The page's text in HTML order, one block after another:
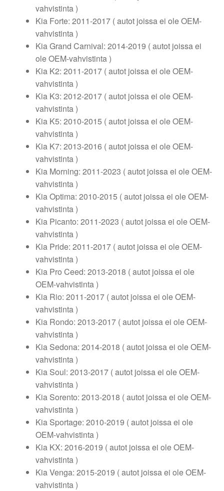
vahvistinta )
Kia Forte: 2011-2017 ( autot joissa ei ole OEM-
vahvistinta )
Kia Grand Carnival: 2014-2019 ( autot joissa ei
ole OEM-vahvistinta )
Kia K2: 2011-2017 ( autot joissa ei ole OEM-
vahvistinta )
Kia K3: 2012-2017 ( autot joissa ei ole OEM-
vahvistinta )
Kia K5: 2010-2015 ( autot joissa ei ole OEM-
vahvistinta )
Kia K7: 2013-2016 ( autot joissa ei ole OEM-
vahvistinta )
Kia Morning: 2011-2023 ( autot joissa ei ole OEM-
vahvistinta )
Kia Optima: 2010-2015 ( autot joissa ei ole OEM-
vahvistinta )
Kia Picanto: 2011-2023 ( autot joissa ei ole OEM-
vahvistinta )
Kia Pride: 2011-2017 ( autot joissa ei ole OEM-
vahvistinta )
Kia Pro Ceed: 2013-2018 ( autot joissa ei ole
OEM-vahvistinta )
Kia Rio: 2011-2017 ( autot joissa ei ole OEM-
vahvistinta )
Kia Rondo: 2013-2017 ( autot joissa ei ole OEM-
vahvistinta )
Kia Sedona: 2014-2018 ( autot joissa ei ole OEM-
vahvistinta )
Kia Soul: 2013-2017 ( autot joissa ei ole OEM-
vahvistinta )
Kia Sorento: 2013-2018 ( autot joissa ei ole OEM-
vahvistinta )
Kia Sportage: 2010-2019 ( autot joissa ei ole
OEM-vahvistinta )
Kia KX: 2016-2019 ( autot joissa ei ole OEM-
vahvistinta )
Kia Venga: 2015-2019 ( autot joissa ei ole OEM-
vahvistinta )